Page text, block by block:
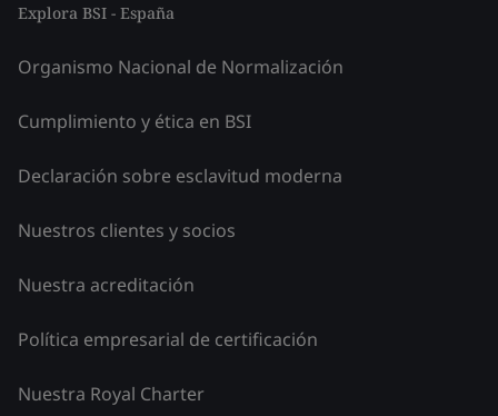
Explora BSI - España
Organismo Nacional de Normalización
Cumplimiento y ética en BSI
Declaración sobre esclavitud moderna
Nuestros clientes y socios
Nuestra acreditación
Política empresarial de certificación
Nuestra Royal Charter